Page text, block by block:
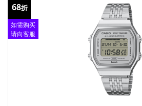
68折
如需购买
请向客服